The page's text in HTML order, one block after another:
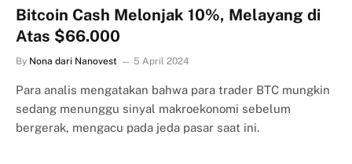
Bitcoin Cash Melonjak 10%, Melayang di
Atas $66.000
By Nona dari Nanovest 5 April 2024
Para analis mengatakan bahwa para trader BTC mungkin
sedang menunggu sinyal makroekonomi sebelum
bergerak, mengacu pada jeda pasar saat ini.